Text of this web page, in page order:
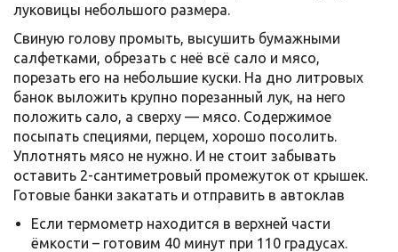
луковицы небольшого размера.
Свиную голову промыть, высушить бумажными
салфетками, обрезать с неё всё сало и мясо,
порезать его на небольшие куски. На дно литровых
банок выложить крупно порезанный лук, на него
положить сало, а сверху — мясо. Содержимое
посыпать специями, перцем, хорошо посолить.
Уплотнять мясо не нужно. И не стоит забывать
оставить 2-сантиметровый промежуток от крышек.
Готовые банки закатать и отправить в автоклав
Если термометр находится в верхней части
ёмкости – готовим 40 минут при 110 градусах.